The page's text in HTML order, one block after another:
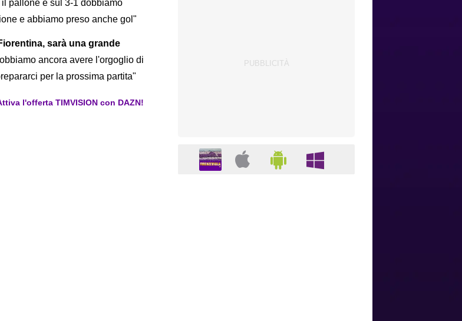
pallone e sul 3-1 dobbiamo
e abbiamo preso anche gol"
sarà una grande
ancora avere l'orgoglio di
per la prossima partita"
l'offerta TIMVISION con DAZN!